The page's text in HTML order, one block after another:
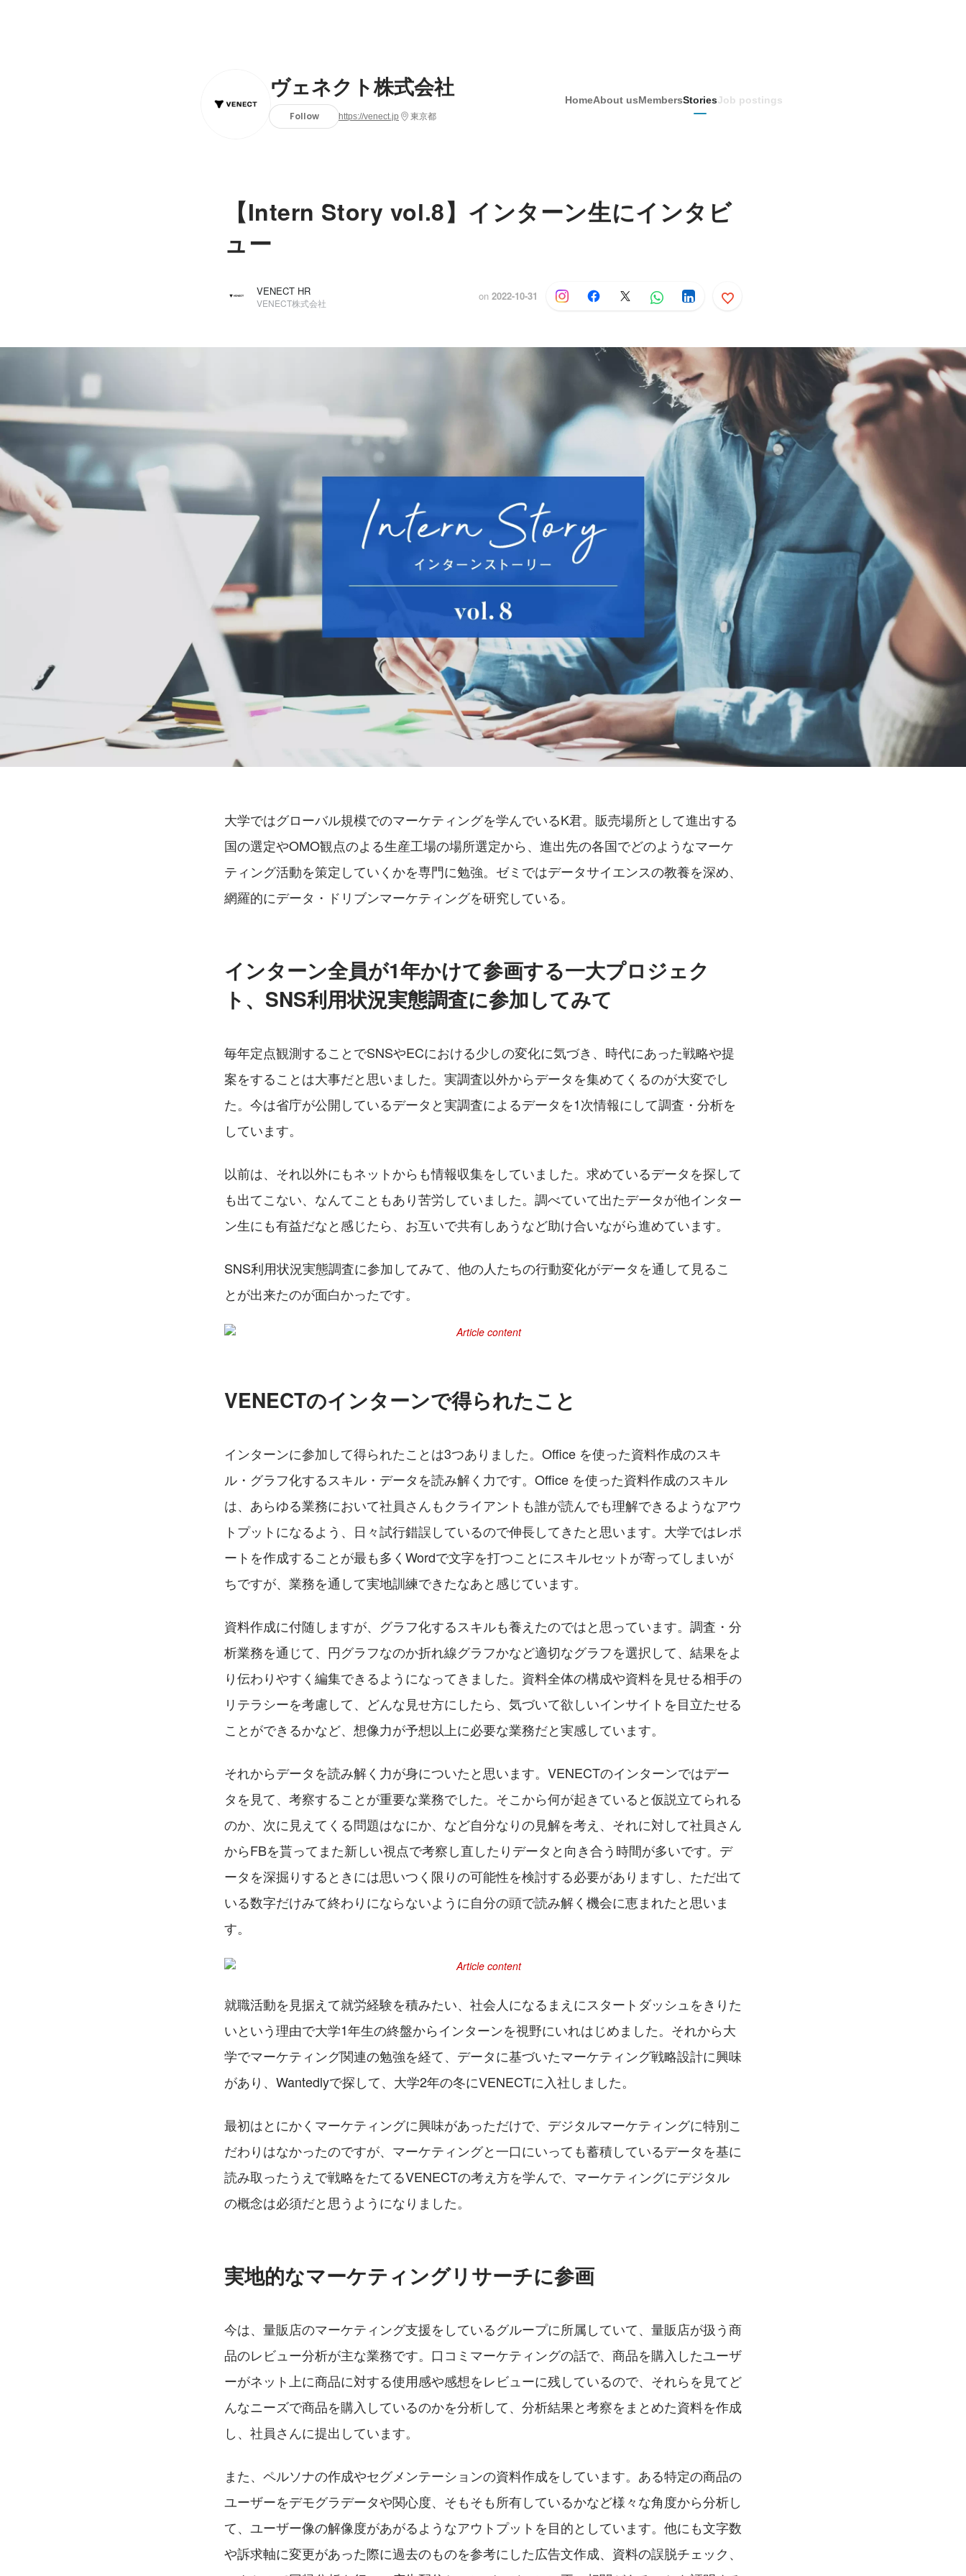
ヴェネクト株式会社
Follow https://venect.jp 東京都
HomeAbout usMembersStoriesJob postings
【Intern Story vol.8】インターン生にインタビ
ュー
VENECT HR
VENECT株式会社
on 2022-10-31
大学ではグローバル規模でのマーケティングを学んでいるK君。販売場所として進出する
国の選定やOMO観点のよる生産工場の場所選定から、進出先の各国でどのようなマーケ
ティング活動を策定していくかを専門に勉強。ゼミではデータサイエンスの教養を深め、
網羅的にデータ・ドリブンマーケティングを研究している。
インターン全員が1年かけて参画する一大プロジェク
ト、SNS利用状況実態調査に参加してみて
毎年定点観測することでSNSやECにおける少しの変化に気づき、時代にあった戦略や提
案をすることは大事だと思いました。実調査以外からデータを集めてくるのが大変でし
た。今は省庁が公開しているデータと実調査によるデータを1次情報にして調査・分析を
しています。
以前は、それ以外にもネットからも情報収集をしていました。求めているデータを探して
も出てこない、なんてこともあり苦労していました。調べていて出たデータが他インター
ン生にも有益だなと感じたら、お互いで共有しあうなど助け合いながら進めています。
SNS利用状況実態調査に参加してみて、他の人たちの行動変化がデータを通して見るこ
とが出来たのが面白かったです。
VENECTのインターンで得られたこと
インターンに参加して得られたことは3つありました。Office を使った資料作成のスキ
ル・グラフ化するスキル・データを読み解く力です。Office を使った資料作成のスキル
は、あらゆる業務において社員さんもクライアントも誰が読んでも理解できるようなアウ
トプットになるよう、日々試行錯誤しているので伸長してきたと思います。大学ではレポ
ートを作成することが最も多くWordで文字を打つことにスキルセットが寄ってしまいが
ちですが、業務を通して実地訓練できたなあと感じています。
資料作成に付随しますが、グラフ化するスキルも養えたのではと思っています。調査・分
析業務を通じて、円グラフなのか折れ線グラフかなど適切なグラフを選択して、結果をよ
り伝わりやすく編集できるようになってきました。資料全体の構成や資料を見せる相手の
リテラシーを考慮して、どんな見せ方にしたら、気づいて欲しいインサイトを目立たせる
ことができるかなど、想像力が予想以上に必要な業務だと実感しています。
それからデータを読み解く力が身についたと思います。VENECTのインターンではデー
タを見て、考察することが重要な業務でした。そこから何が起きていると仮説立てられる
のか、次に見えてくる問題はなにか、など自分なりの見解を考え、それに対して社員さん
からFBを貰ってまた新しい視点で考察し直したりデータと向き合う時間が多いです。デ
ータを深掘りするときには思いつく限りの可能性を検討する必要がありますし、ただ出て
いる数字だけみて終わりにならないように自分の頭で読み解く機会に恵まれたと思いま
す。
就職活動を見据えて就労経験を積みたい、社会人になるまえにスタートダッシュをきりた
いという理由で大学1年生の終盤からインターンを視野にいれはじめました。それから大
学でマーケティング関連の勉強を経て、データに基づいたマーケティング戦略設計に興味
があり、Wantedlyで探して、大学2年の冬にVENECTに入社しました。
最初はとにかくマーケティングに興味があっただけで、デジタルマーケティングに特別こ
だわりはなかったのですが、マーケティングと一口にいっても蓄積しているデータを基に
読み取ったうえで戦略をたてるVENECTの考え方を学んで、マーケティングにデジタル
の概念は必須だと思うようになりました。
実地的なマーケティングリサーチに参画
今は、量販店のマーケティング支援をしているグループに所属していて、量販店が扱う商
品のレビュー分析が主な業務です。口コミマーケティングの話で、商品を購入したユーザ
ーがネット上に商品に対する使用感や感想をレビューに残しているので、それらを見てど
んなニーズで商品を購入しているのかを分析して、分析結果と考察をまとめた資料を作成
し、社員さんに提出しています。
また、ペルソナの作成やセグメンテーションの資料作成をしています。ある特定の商品の
ユーザーをデモグラデータや関心度、そもそも所有しているかなど様々な角度から分析し
て、ユーザー像の解像度があがるようなアウトプットを目的としています。他にも文字数
や訴求軸に変更があった際に過去のものを参考にした広告文作成、資料の誤脱チェック、